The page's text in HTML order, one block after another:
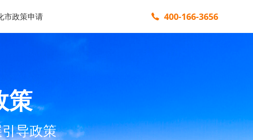
市政策申请 400-166-3656
策
导政策